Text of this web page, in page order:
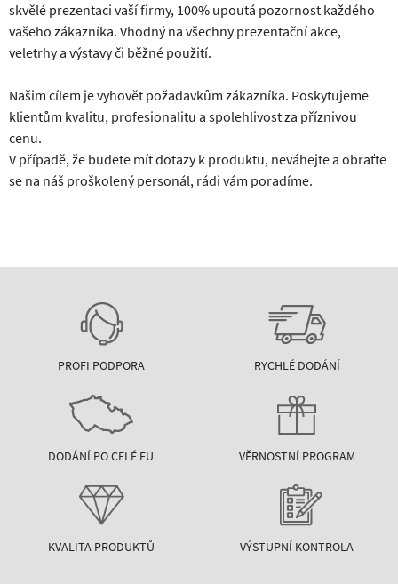
skvělé prezentaci vaší firmy, 100% upoutá pozornost každého
vašeho zákazníka. Vhodný na všechny prezentační akce,
veletrhy a výstavy či běžné použití.
Našim cílem je vyhovět požadavkům zákazníka. Poskytujeme
klientům kvalitu, profesionalitu a spolehlivost za příznivou
cenu.
V případě, že budete mít dotazy k produktu, neváhejte a obraťte
se na náš proškolený personál, rádi vám poradíme.
PROFI PODPORA RYCHLÉ DODÁNÍ
DODÁNÍ PO CELÉ EU VĚRNOSTNÍ PROGRAM
KVALITA PRODUKTŮ VÝSTUPNÍ KONTROLA